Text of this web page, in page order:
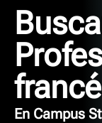
En Campus